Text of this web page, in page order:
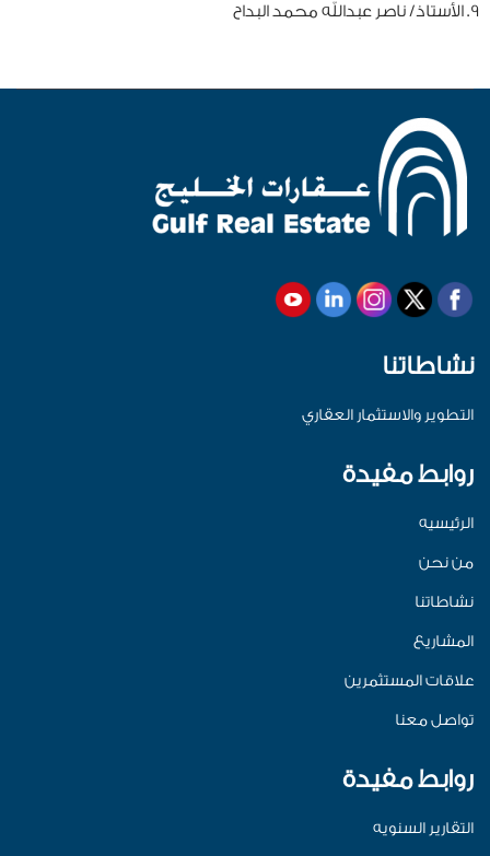
9. الأستاذ/ ناصر عبدالله محمد البداح
نشاطاتنا
التطوير والاستثمار العقاري
روابط مفيدة
الرئيسيه
من نحن
نشاطاتنا
المشاريع
علاقات المستثمرين
تواصل معنا
روابط مفيدة
التقارير السنويه